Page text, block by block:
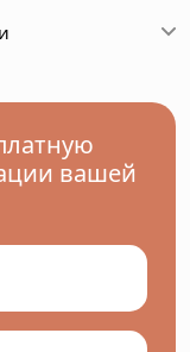
вашей